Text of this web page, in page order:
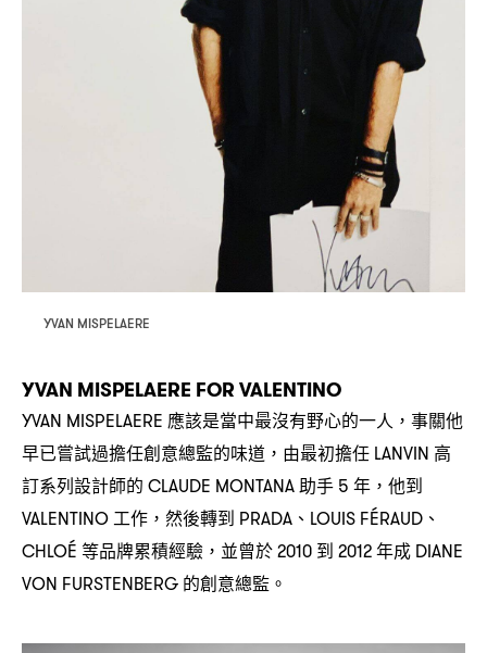
YVAN MISPELAERE
YVAN MISPELAERE FOR VALENTINO
YVAN MISPELAERE 應該是當中最沒有野心的一人 ， 事關他
早已嘗試過擔任創意總監的味道 ， 由最初擔任 LANVIN 高
訂系列設計師的 CLAUDE MONTANA助手 5 年 ， 他到
VALENTINO工作 ， 然後轉到 PRADA 、 LOUIS FÉRAUD 、
CHLOÉ 等品牌累積經驗 ， 並曾於2010 到 2012年成 DIANE
VON FURSTENBERG 的創意總監。